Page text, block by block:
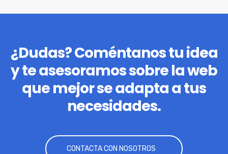
¿Dudas? Coméntanos tu idea
y te asesoramos sobre la web
que mejor se adapta a tus
necesidades.
CONTACTA CON NOSOTROS